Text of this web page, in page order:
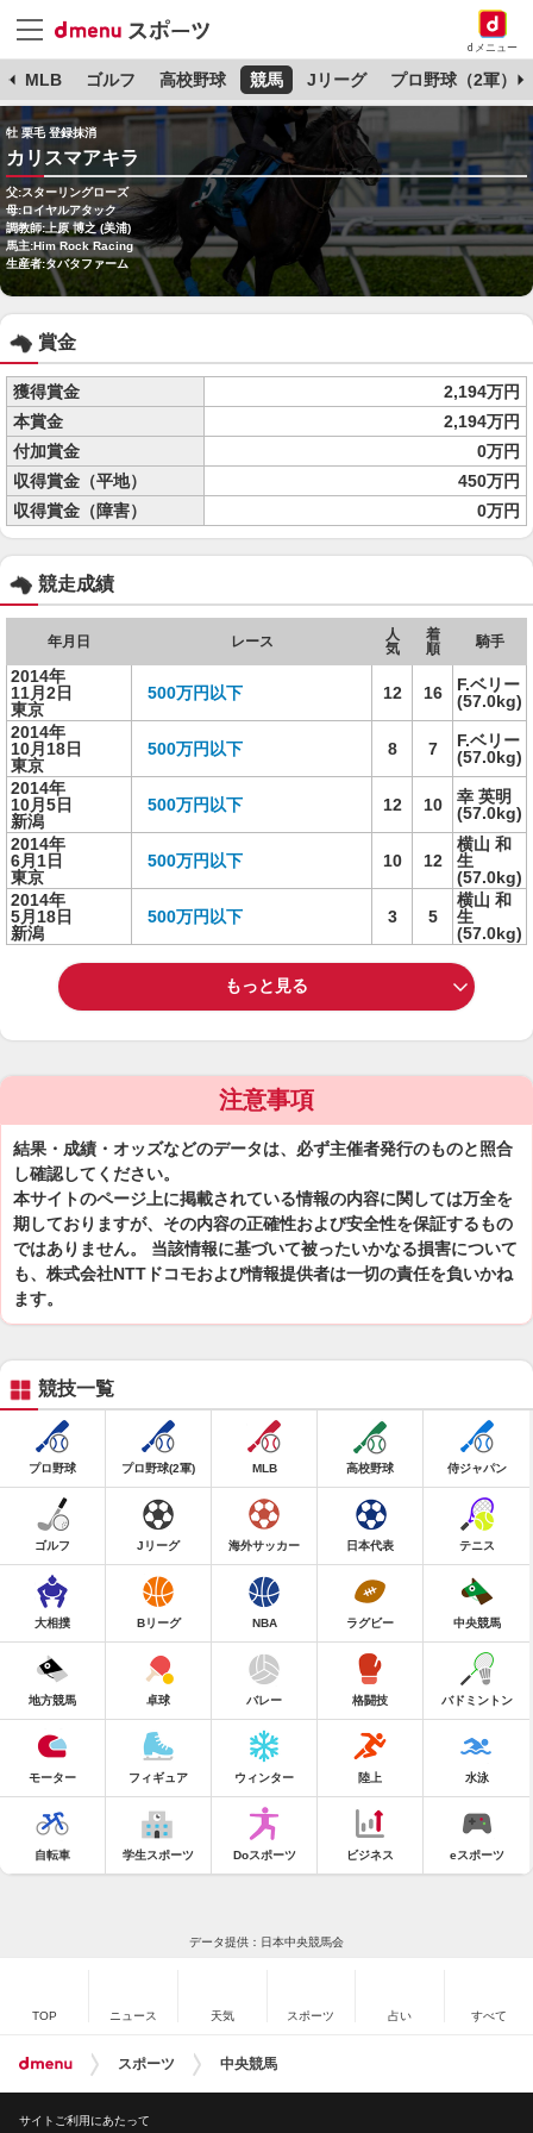
dメニュー
MLB ゴルフ 高校野球 競馬 Jリーグ プロ野球（2軍）
牡 栗毛 登録抹消
カリスマアキラ
父:スターリングローズ
母:ロイヤルアタック
調教師:上原 博之 (美浦)
馬主:Him Rock Racing
生産者:タバタファーム
賞金
獲得賞金
2,194万円
本賞金
2,194万円
付加賞金
0万円
収得賞金（平地）
450万円
収得賞金（障害）
0万円
競走成績
年月日 レース
人
気
着
順
騎手
2014年
11月2日
東京
500万円以下 12 16
F.ベリー
(57.0kg)
2014年
10月18日
東京
500万円以下 8 7
F.ベリー
(57.0kg)
2014年
10月5日
新潟
500万円以下 12 10
幸 英明
(57.0kg)
2014年
6月1日
東京
500万円以下 10 12
横山 和
生
(57.0kg)
2014年
5月18日
新潟
500万円以下 3 5
横山 和
生
(57.0kg)
もっと見る
注意事項
結果・成績・オッズなどのデータは、必ず主催者発行のものと照合
し確認してください。
本サイトのページ上に掲載されている情報の内容に関しては万全を
期しておりますが、その内容の正確性および安全性を保証するもの
ではありません。 当該情報に基づいて被ったいかなる損害について
も、株式会社NTTドコモおよび情報提供者は一切の責任を負いかね
ます。
競技一覧
プロ野球 プロ野球(2軍) MLB 高校野球 侍ジャパン
ゴルフ Jリーグ 海外サッカー 日本代表 テニス
大相撲 Bリーグ NBA ラグビー 中央競馬
地方競馬 卓球 バレー 格闘技 バドミントン
モーター フィギュア ウィンター 陸上 水泳
自転車 学生スポーツ Doスポーツ ビジネス eスポーツ
データ提供：日本中央競馬会
TOP ニュース 天気 スポーツ 占い すべて
スポーツ 中央競馬
サイトご利用にあたって